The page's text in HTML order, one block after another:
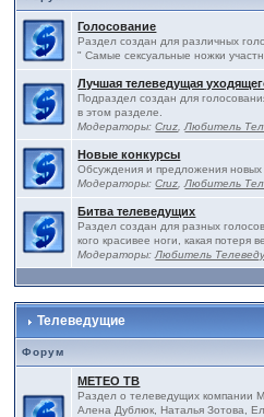
Голосование
Раздел создан для различных
" Самые сексуальные ножки
Лучшая телеведущая
Подраздел создан для
в этом разделе.
Модераторы:Cruz ,Любитель
Новые конкурсы
Обсуждения и предложения новых
Модераторы:Cruz ,Любитель
Битва телеведущих
Раздел создан для разных
кого красивее ноги, какая потеря
Модераторы:Любитель
Телеведущие
Форум
МЕТЕО ТВ
Раздел о телеведущих компании
Алена Дублюк, Наталья Зотова,